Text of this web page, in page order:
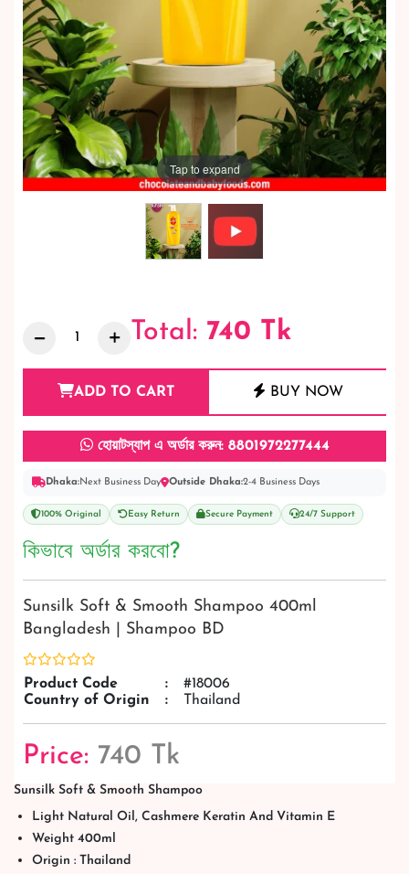
Tap to expand
Total: 740 Tk
ADD TO CART BUY NOW
হোয়াটস্যাপ এ অর্ডার করুন: 8801972277444
Dhaka:Next Business Day Outside Dhaka:2-4 Business Days
100% Original Easy Return Secure Payment 24/7 Support
কিভাবে অর্ডার করবো?
Sunsilk Soft & Smooth Shampoo 400ml
Bangladesh | Shampoo BD
Product Code :
#18006
Country of Origin
: Thailand
Price: 740 Tk
Sunsilk Soft & Smooth Shampoo
Light Natural Oil, Cashmere Keratin And Vitamin E
Weight 400ml
Origin : Thailand